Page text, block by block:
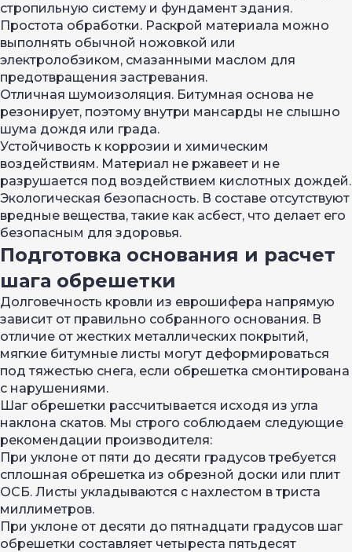
стропильную систему и фундамент здания.
Простота обработки. Раскрой материала можно
выполнять обычной ножовкой или
электролобзиком, смазанными маслом для
предотвращения застревания.
Отличная шумоизоляция. Битумная основа не
резонирует, поэтому внутри мансарды не слышно
шума дождя или града.
Устойчивость к коррозии и химическим
воздействиям. Материал не ржавеет и не
разрушается под воздействием кислотных дождей.
Экологическая безопасность. В составе отсутствуют
вредные вещества, такие как асбест, что делает его
безопасным для здоровья.
Подготовка основания и расчет
шага обрешетки
Долговечность кровли из еврошифера напрямую
зависит от правильно собранного основания. В
отличие от жестких металлических покрытий,
мягкие битумные листы могут деформироваться
под тяжестью снега, если обрешетка смонтирована
с нарушениями.
Шаг обрешетки рассчитывается исходя из угла
наклона скатов. Мы строго соблюдаем следующие
рекомендации производителя:
При уклоне от пяти до десяти градусов требуется
сплошная обрешетка из обрезной доски или плит
ОСБ. Листы укладываются с нахлестом в триста
миллиметров.
При уклоне от десяти до пятнадцати градусов шаг
обрешетки составляет четыреста пятьдесят